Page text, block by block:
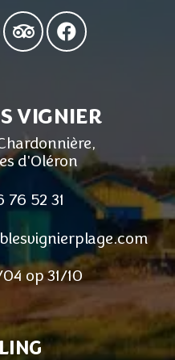
VIGNIER
d'Oléron
76 52 31
op 31/10